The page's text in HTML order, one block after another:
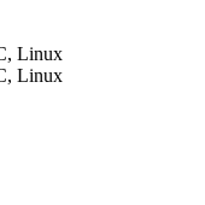
Linux
Linux